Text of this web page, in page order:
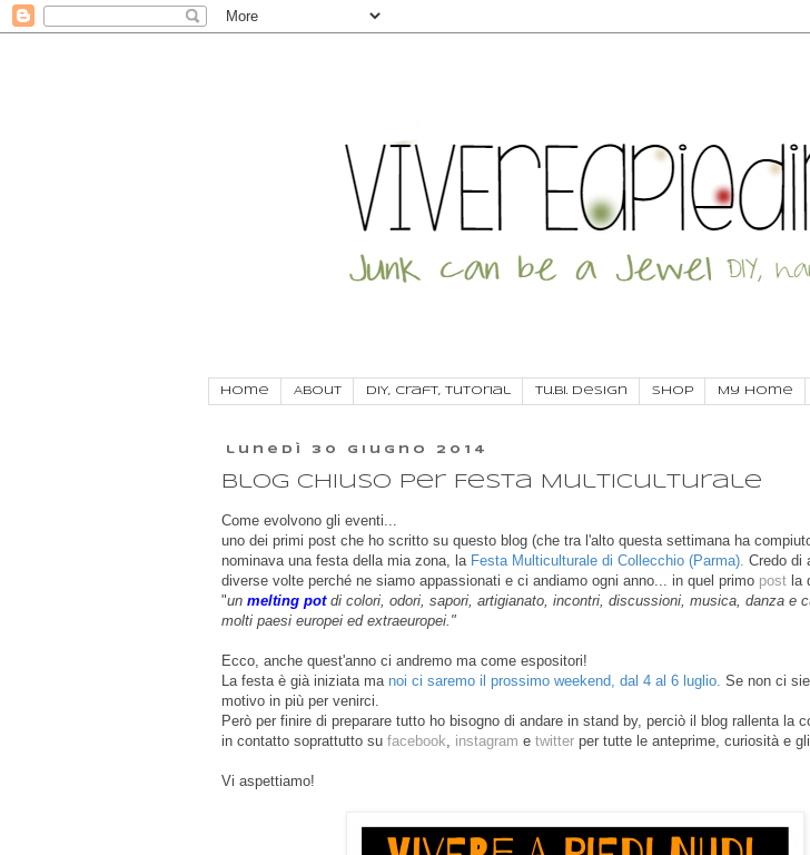
Home About DIY, craft, tutorial Tu.Bi. Design SHOP My Home
lunedì 30 giugno 2014
Blog chiuso per Festa Multiculturale
Come evolvono gli eventi...
uno dei primi post che ho scritto su questo blog (che tra l'alto questa settimana ha
nominava una festa della mia zona, la Festa Multiculturale di Collecchio (Parma). Credo di
diverse volte perché ne siamo appassionati e ci andiamo ogni anno... in quel primo post la
"un melting potdi colori, odori, sapori, artigianato, incontri, discussioni, musica, danza e
molti paesi europei ed extraeuropei."
Ecco, anche quest'anno ci andremo ma come espositori!
La festa è già iniziata ma noi ci saremo il prossimo weekend, dal 4 al 6 luglio. Se non ci
motivo in più per venirci.
Però per finire di preparare tutto ho bisogno di andare in stand by, perciò il blog rallenta la
in contatto soprattutto su facebook instagram e twitter per tutte le anteprime, curiosità e
Vi aspettiamo!